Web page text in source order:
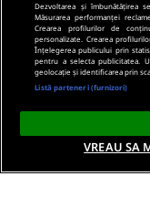
Dezvoltarea și îmbunătățirea
Măsurarea performanței
Crearea profilurilor de
personalizate. Crearea
Înțelegerea publicului prin
pentru a selecta publicitatea.
geolocație și identificarea prin
Listă parteneri (furnizori)
VREAU SA